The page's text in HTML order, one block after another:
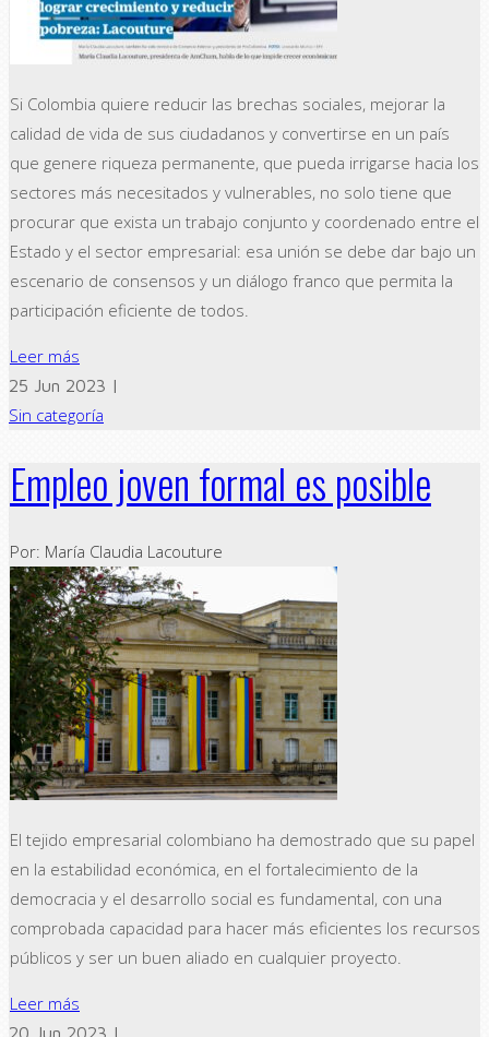
Si Colombia quiere reducir las brechas sociales, mejorar la
calidad de vida de sus ciudadanos y convertirse en un país
que genere riqueza permanente, que pueda irrigarse hacia los
sectores más necesitados y vulnerables, no solo tiene que
procurar que exista un trabajo conjunto y coordenado entre el
Estado y el sector empresarial: esa unión se debe dar bajo un
escenario de consensos y un diálogo franco que permita la
participación eficiente de todos.
Leer más
25 Jun 2023 |
Sin categoría
Empleo joven formal es posible
Por: María Claudia Lacouture
El tejido empresarial colombiano ha demostrado que su papel
en la estabilidad económica, en el fortalecimiento de la
democracia y el desarrollo social es fundamental, con una
comprobada capacidad para hacer más eficientes los recursos
públicos y ser un buen aliado en cualquier proyecto.
Leer más
20 Jun 2023 |